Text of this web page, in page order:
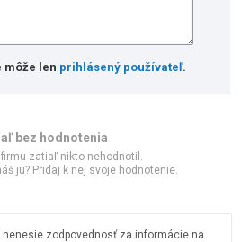
môže len prihlásený používateľ.
bez hodnotenia
firmu zatiaľ nikto nehodnotil.
ju? Pridaj k nej svoje hodnotenie.
nenesie zodpovednosť za informácie na